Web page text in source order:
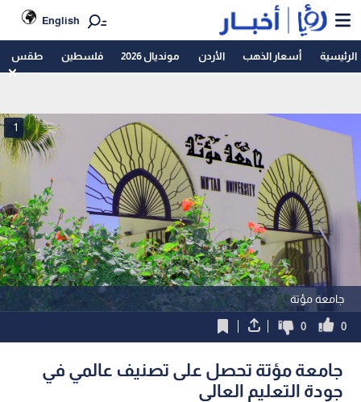
English
الرئيسية أسعار الذهب الأردن مونديال 2026 فلسطين طقس
جامعة مؤتة
1
0
0
جامعة مؤتة تحصل على تصنيف عالمي في
جودة التعليم العالي